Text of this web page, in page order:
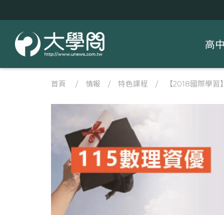
高
首頁 / 情報 / 特色課程 / 【2018國際學